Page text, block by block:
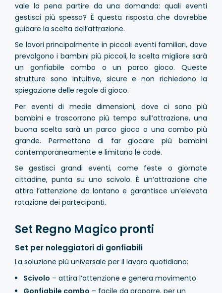
vale la pena partire da una domanda: quali eventi
gestisci più spesso? È questa risposta che dovrebbe
guidare la scelta dell’attrazione.
Se lavori principalmente in piccoli eventi familiari, dove
prevalgono i bambini più piccoli, la scelta migliore sarà
un gonfiabile combo o un parco gioco. Queste
strutture sono intuitive, sicure e non richiedono la
spiegazione delle regole di gioco.
Per eventi di medie dimensioni, dove ci sono più
bambini e trascorrono più tempo sull’attrazione, una
buona scelta sarà un parco gioco o una combo più
grande. Permettono di far giocare più bambini
contemporaneamente e limitano le code.
Se gestisci grandi eventi, come feste o giornate
cittadine, punta su uno scivolo. È un’attrazione che
attira l’attenzione da lontano e garantisce un’elevata
rotazione dei partecipanti.
Set Regno Magico pronti
Set per noleggiatori di gonfiabili
La soluzione più universale per il lavoro quotidiano:
Scivolo – attira l’attenzione e genera movimento
Gonfiabile combo – facile da proporre, per un